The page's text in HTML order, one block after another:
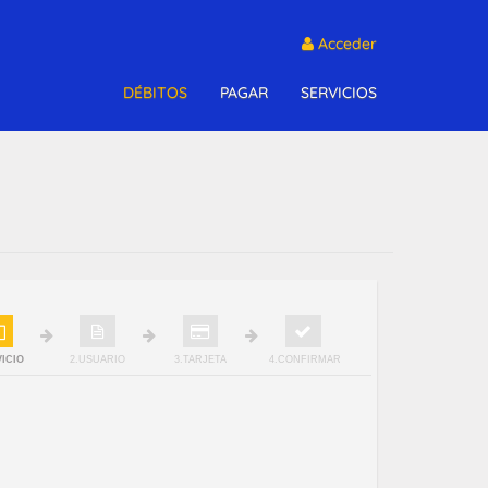
Acceder
DÉBITOS PAGAR SERVICIOS
2.USUARIO 3.TARJETA 4.CONFIRMAR